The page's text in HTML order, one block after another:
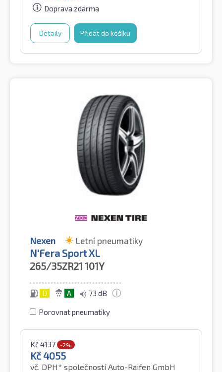
Doprava zdarma
Detaily Přidat do košíku
Nexen Letní pneumatiky
N'Fera Sport XL
265/35ZR21 101Y
D A 73 dB
Porovnat pneumatiky
Kč4137 -2%
Kč4055
vč. DPH* společností Auto-Raifen GmbH